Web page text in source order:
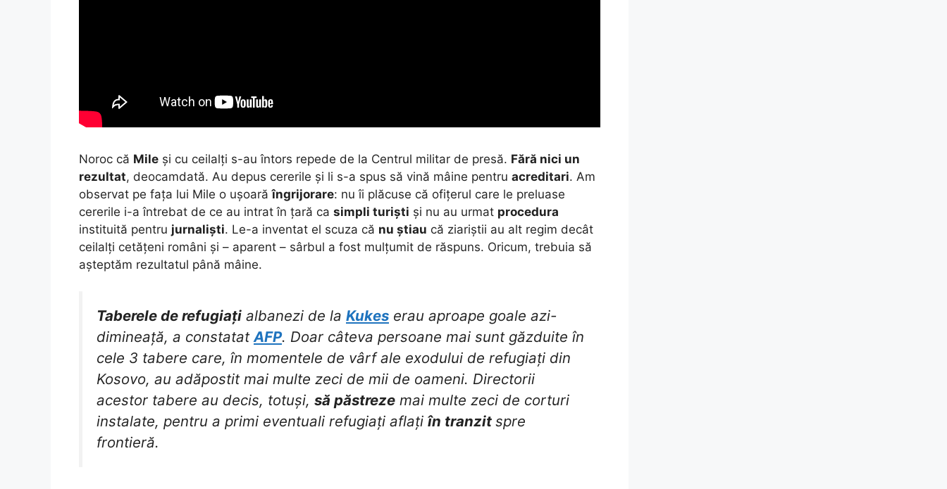
Noroc că Mile și cu ceilalți s-au întors repede de la Centrul militar de presă. Fără nici un
rezultat, deocamdată. Au depus cererile și li s-a spus să vină mâine pentru acreditari. Am
observat pe fața lui Mile o ușoarăîngrijorare: nu îi plăcuse că ofițerul care le preluase
cererile i-a întrebat de ce au intrat în țară ca simpli turiști și nu au urmat procedura
instituită pentru jurnaliști. Le-a inventat el scuza că nu știau că ziariștii au alt regim decât
ceilalți cetățeni români și – aparent – sârbul a fost mulțumit de răspuns. Oricum, trebuia să
așteptăm rezultatul până mâine.
Taberele de refugiați albanezi de la Kukes erau aproape goale azi-
dimineață, a constatatAFP. Doar câteva persoane mai sunt găzduite în
cele 3 tabere care, în momentele de vârf ale exodului de refugiați din
Kosovo, au adăpostit mai multe zeci de mii de oameni. Directorii
acestor tabere au decis, totuși, să păstreze mai multe zeci de corturi
instalate, pentru a primi eventuali refugiați aflați în tranzit spre
frontieră.